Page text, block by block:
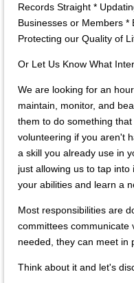
Records Straight *
Businesses or Members *
Protecting our Quality of
Or Let Us Know What
We are looking for an
maintain, monitor, and
them to do something
volunteering if you aren't
a skill you already use in
just allowing us to tap
your abilities and learn a
Most responsibilities are
committees communicate
needed, they can meet in
Think about it and let's